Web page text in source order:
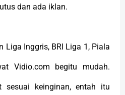
dan ada iklan.
Liga Inggris, BRI Liga 1, Piala
Vidio.com begitu mudah.
sesuai keinginan, entah itu